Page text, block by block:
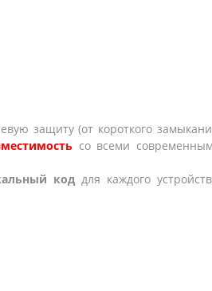
защиту (от короткого
со всеми
код для каждого